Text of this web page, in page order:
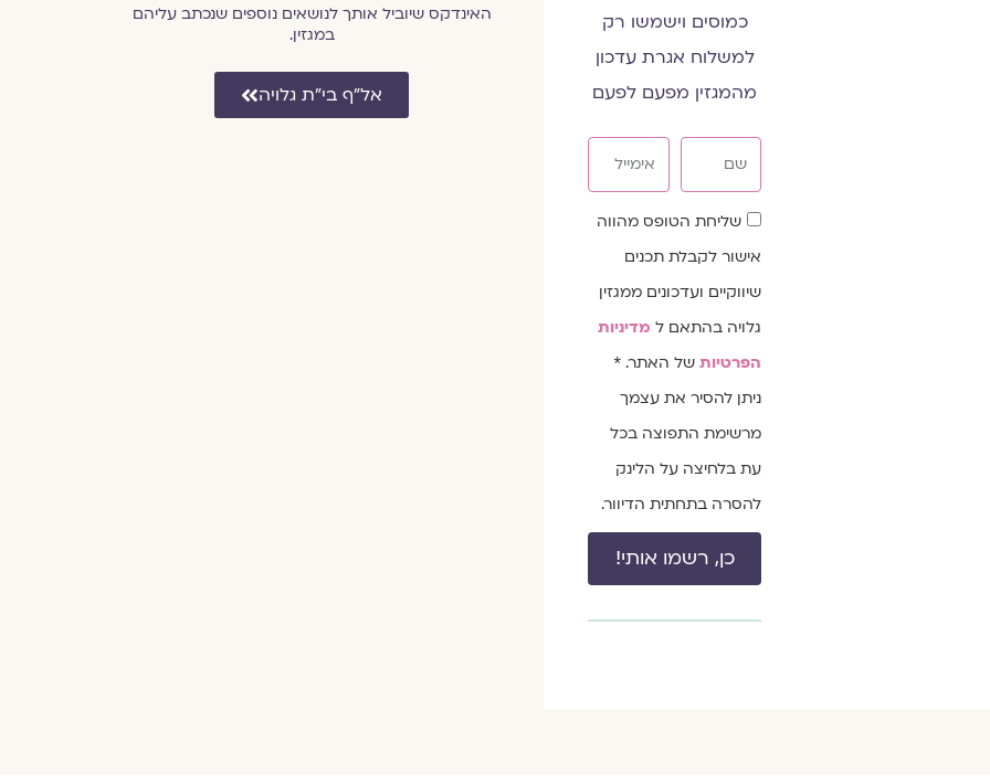
כמוסים וישמשו רק
למשלוח אגרת עדכון
מהמגזין מפעם לפעם
שדהשליחת הטופס מהווה
אישור לקבלת תכנים
שיווקיים ועדכונים ממגזין
גלויה בהתאם למדיניות
הפרטיותשל האתר. *
ניתן להסיר את עצמך
מרשימת התפוצה בכל
עת בלחיצה על הלינק
להסרה בתחתית הדיוור.
כן, רשמו אותי!
האינדקס שיוביל אותך לנושאים נוספים שנכתב עליהם
במגזין.
אל״ף בי״ת גלויה